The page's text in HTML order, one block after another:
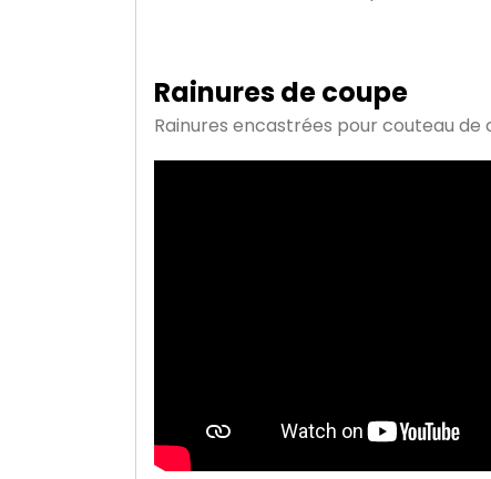
Rainures de coupe
Rainures encastrées pour couteau